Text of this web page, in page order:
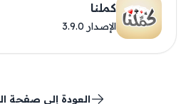
كملنا
الإصدار 3.9.0
العودة إلى صفحة